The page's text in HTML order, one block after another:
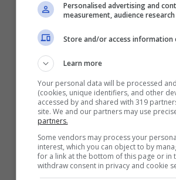
7 Giugno 2017
Benessere
Il nuovo Lines
Personalised advertising and
measurement, audience
Store and/or access information
Learn more
Your personal data will be processed
(cookies, unique identifiers, and other
accessed by and shared with 319
site. We and our partners may use
partners.
Some vendors may process your
interest, which you can object to by
for a link at the bottom of this page or in
withdraw consent in privacy and cookie